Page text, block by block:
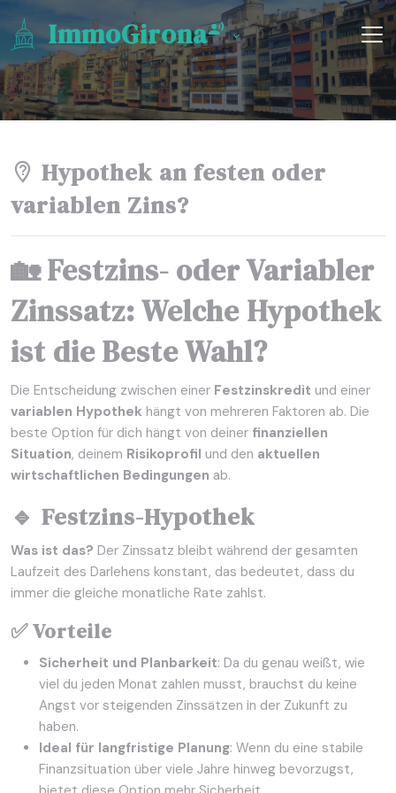
ImmoGirona
Hypothek an festen oder
variablen Zins?
🏡 Festzins- oder Variabler
Zinssatz: Welche Hypothek
ist die Beste Wahl?
Die Entscheidung zwischen einer Festzinskredit und einer
variablen Hypothek hängt von mehreren Faktoren ab. Die
beste Option für dich hängt von deiner finanziellen
Situation, deinem Risikoprofil und den aktuellen
wirtschaftlichen Bedingungen ab.
🔹 Festzins-Hypothek
Was ist das? Der Zinssatz bleibt während der gesamten
Laufzeit des Darlehens konstant, das bedeutet, dass du
immer die gleiche monatliche Rate zahlst.
✅ Vorteile
Sicherheit und Planbarkeit: Da du genau weißt, wie
viel du jeden Monat zahlen musst, brauchst du keine
Angst vor steigenden Zinssätzen in der Zukunft zu
haben.
Ideal für langfristige Planung: Wenn du eine stabile
Finanzsituation über viele Jahre hinweg bevorzugst,